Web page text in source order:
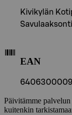
Kivikylän
EAN
Päivitämme
kuitenkin